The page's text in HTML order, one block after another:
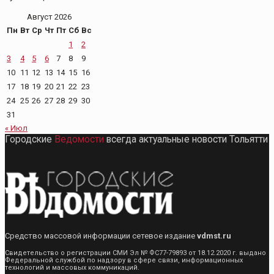
Август 2026
Пн Вт Ср Чт Пт Сб Вс
1
2
3
4 5 6 7 8
9
10 11 12 13 14 15 16
17 18 19 20 21 22 23
24 25 26 27 28 29 30
31
« Июл
Городские Ведомости всегда актуальные новости Тольятти
Средство массовой информации сетевое издание vdmst.ru
Свидетельство о регистрации СМИ Эл № ФС77-79893 от 18.12.2020 г. выдано
Федеральной службой по надзору в сфере связи, информационных
технологий и массовых коммуникаций.